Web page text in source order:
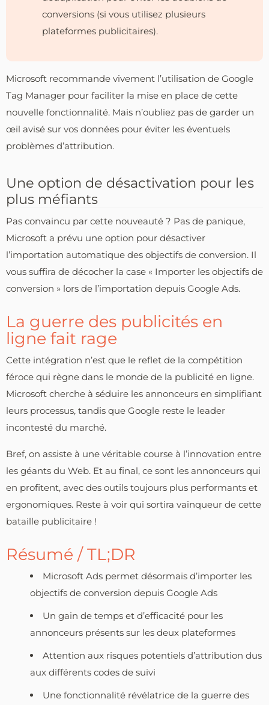
conversions (si vous utilisez plusieurs
plateformes publicitaires).
Microsoft recommande vivement l’utilisation de Google
Tag Manager pour faciliter la mise en place de cette
nouvelle fonctionnalité. Mais n’oubliez pas de garder un
œil avisé sur vos données pour éviter les éventuels
problèmes d’attribution.
Une option de désactivation pour les
plus méfiants
Pas convaincu par cette nouveauté ? Pas de panique,
Microsoft a prévu une option pour désactiver
l’importation automatique des objectifs de conversion. Il
vous suffira de décocher la case « Importer les objectifs de
conversion » lors de l’importation depuis Google Ads.
La guerre des publicités en
ligne fait rage
Cette intégration n’est que le reflet de la compétition
féroce qui règne dans le monde de la publicité en ligne.
Microsoft cherche à séduire les annonceurs en simplifiant
leurs processus, tandis que Google reste le leader
incontesté du marché.
Bref, on assiste à une véritable course à l’innovation entre
les géants du Web. Et au final, ce sont les annonceurs qui
en profitent, avec des outils toujours plus performants et
ergonomiques. Reste à voir qui sortira vainqueur de cette
bataille publicitaire !
Résumé / TL;DR
Microsoft Ads permet désormais d’importer les
objectifs de conversion depuis Google Ads
Un gain de temps et d’efficacité pour les
annonceurs présents sur les deux plateformes
Attention aux risques potentiels d’attribution dus
aux différents codes de suivi
Une fonctionnalité révélatrice de la guerre des